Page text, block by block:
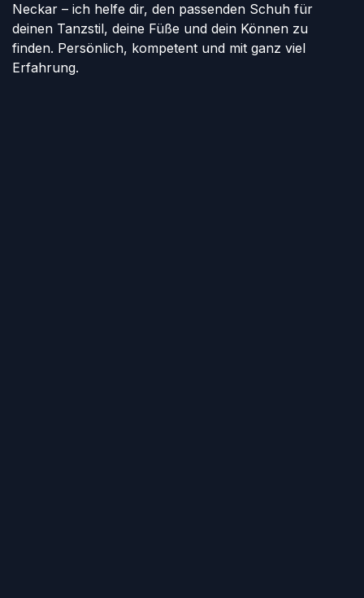
Neckar – ich helfe dir, den passenden Schuh für
deinen Tanzstil, deine Füße und dein Können zu
finden. Persönlich, kompetent und mit ganz viel
Erfahrung.